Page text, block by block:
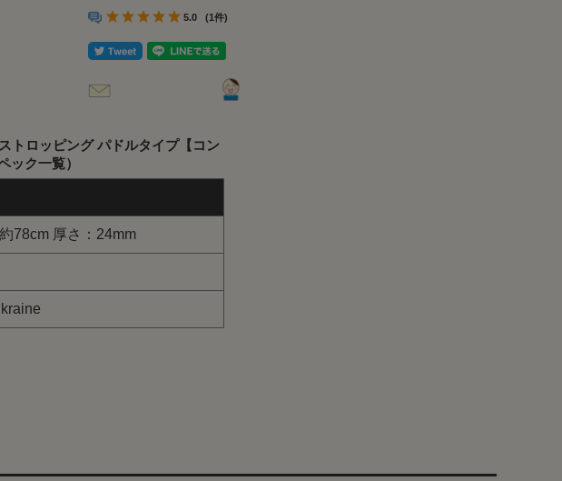
5.0 (1件)
トロッピング パドルタイプ【コン
ック一覧）
78cm 厚さ：24mm